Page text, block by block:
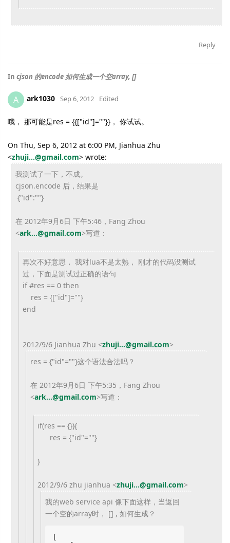
Reply
In cjson 的encode 如何生成一个空array, []
A ark1030 Sep 6, 2012 Edited
哦， 那可能是res = {{["id"]=""}}， 你试试。
On Thu, Sep 6, 2012 at 6:00 PM, Jianhua Zhu
<zhuji...@gmail.com> wrote:
我测试了一下，不成。
cjson.encode 后，结果是
{"id":""}
在 2012年9月6日 下午5:46，Fang Zhou
<ark...@gmail.com>写道：
再次不好意思， 我对lua不是太熟， 刚才的代码没测试
过，下面是测试过正确的语句
if #res == 0 then
res = {["id"]=""}
end
2012/9/6 Jianhua Zhu <zhuji...@gmail.com>
res = {"id"=""}这个语法合法吗？
在 2012年9月6日 下午5:35，Fang Zhou
<ark...@gmail.com>写道：
if(res == {}){
res = {"id"=""}
}
2012/9/6 zhu jianhua <zhuji...@gmail.com>
我的web service api 像下面这样，当返回
一个空的array时， [] , 如何生成？